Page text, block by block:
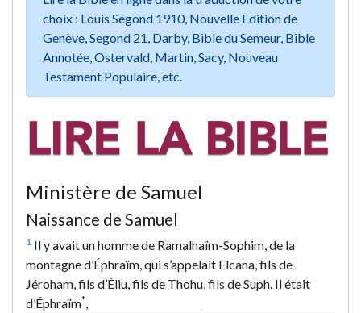
choix : Louis Segond 1910, Nouvelle Edition de
Genève, Segond 21, Darby, Bible du Semeur, Bible
Annotée, Ostervald, Martin, Sacy, Nouveau
Testament Populaire, etc.
Ministère de Samuel
Naissance de Samuel
1 Il y avait un homme de Ramalhaïm-Sophim, de la
montagne d’Éphraïm, qui s’appelait Elcana, fils de
Jéroham, fils d’Éliu, fils de Thohu, fils de Suph. Il était
d’Éphraïm*